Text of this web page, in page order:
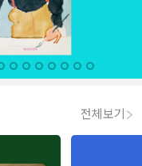
전체보기